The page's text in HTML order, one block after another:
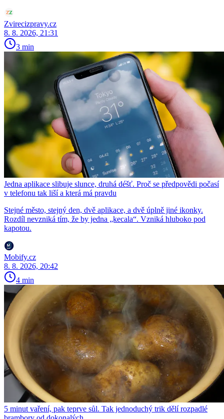
Zvirecizpravy.cz
8. 8. 2026, 21:31
3 min
Jedna aplikace slibuje slunce, druhá déšť. Proč se předpovědi počasí
v telefonu tak liší a která má pravdu
Stejné město, stejný den, dvě aplikace, a dvě úplně jiné ikonky.
Rozdíl nevzniká tím, že by jedna „kecala“. Vzniká hluboko pod
kapotou.
Mobify.cz
8. 8. 2026, 20:42
4 min
5 minut vaření, pak teprve sůl. Tak jednoduchý trik dělí rozpadlé